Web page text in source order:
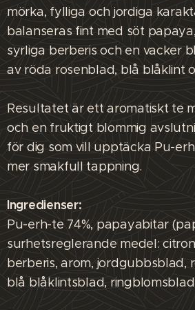
mörka, fylliga och jordiga
balanseras fint med söt
syrliga berberis och en vacker
av röda rosenblad, blå blåklint
Resultatet är ett aromatiskt te
och en fruktigt blommig
för dig som vill upptäcka Pu-
mer smakfull tappning.
Ingredienser:
Pu-erh-te 74%, papayabitar
surhetsreglerande medel:
berberis, arom, jordgubbsblad,
blå blåklintsblad,